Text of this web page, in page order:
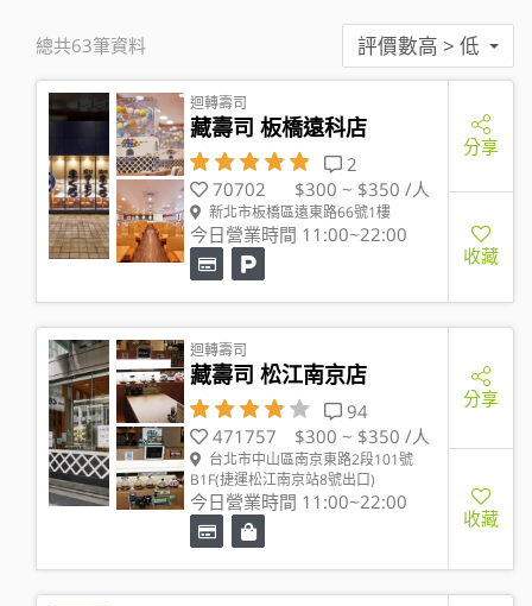
總共63筆資料 評價數高 > 低
迴轉壽司
藏壽司 板橋遠科店
2
70702
$300 ~ $350 /人
新北市板橋區遠東路66號1樓
今日營業時間 11:00~22:00
分享
收藏
迴轉壽司
藏壽司 松江南京店
94
471757
$300 ~ $350 /人
台北市中山區南京東路2段101號
B1F(捷運松江南京站8號出口)
今日營業時間 11:00~22:00
分享
收藏